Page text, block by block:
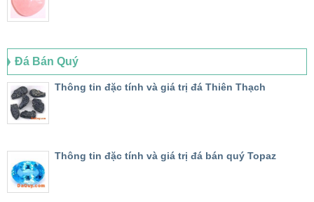
Đá Bán Quý
Thông tin đặc tính và giá trị đá Thiên Thạch
Thông tin đặc tính và giá trị đá bán quý Topaz